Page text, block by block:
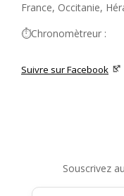
France, Occitanie,
⏱️Chronomètreur :
Suivre sur Facebook
Souscrivez